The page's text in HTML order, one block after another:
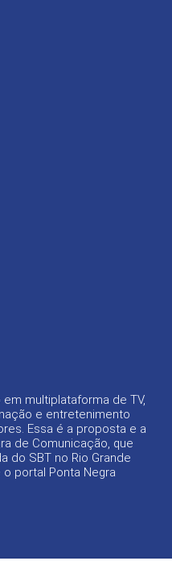
multiplataforma de TV,
e entretenimento
Essa é a proposta e a
de Comunicação, que
do SBT no Rio Grande
portal Ponta Negra